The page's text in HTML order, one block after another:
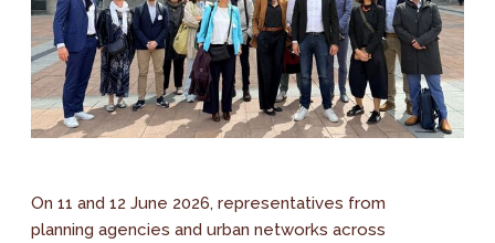
On 11 and 12 June 2026, representatives from
planning agencies and urban networks across